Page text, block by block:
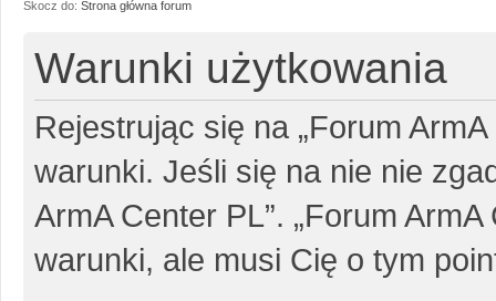
Skocz do: Strona główna forum
Warunki użytkowania
Rejestrując się na „Forum
warunki. Jeśli się na nie nie
ArmA Center PL”. „Forum
warunki, ale musi Cię o tym